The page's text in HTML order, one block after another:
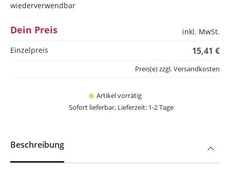
wiederverwendbar
Dein Preis
inkl. MwSt.
Einzelpreis
15,41 €
Artikel vorrätig
Sofort lieferbar, Lieferzeit: 1-2 Tage
Preis(e) zzgl. Versandkosten
Beschreibung